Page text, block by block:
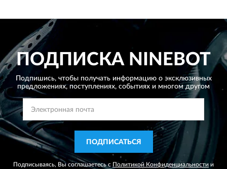
ПОДПИСКА NINEBOT
Подпишись, чтобы получать информацию о эксклюзивных
предложениях, поступлениях, событиях и многом другом
ПОДПИСАТЬСЯ
Подписываясь, Вы соглашаетесь с Политикой Конфиденциальности и